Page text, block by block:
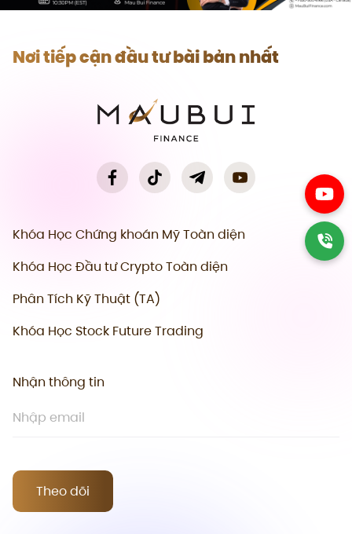
Nơi tiếp cận đầu tư bài bản nhất
Khóa Học Chứng khoán Mỹ Toàn diện
Khóa Học Đầu tư Crypto Toàn diện
Phân Tích Kỹ Thuật (TA)
Khóa Học Stock Future Trading
Nhận thông tin
Theo dõi